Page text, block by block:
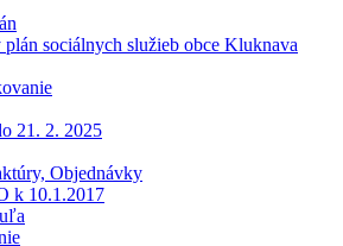
sociálnych služieb obce Kluknava
21. 2. 2025
Objednávky
k 10.1.2017